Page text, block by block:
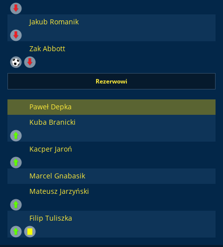
Jakub Romanik
Zak Abbott
Rezerwowi
Paweł Depka
Kuba Branicki
Kacper Jaroń
Marcel Gnabasik
Mateusz Jarzyński
Filip Tuliszka